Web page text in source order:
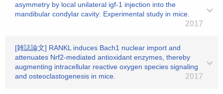
asymmetry by local unilateral igf-1 injection into the
mandibular condylar cavity: Experimental study in mice.
2017
[雑誌論文] RANKL induces Bach1 nuclear import and
attenuates Nrf2-mediated antioxidant enzymes, thereby
augmenting intracellular reactive oxygen species signaling
and osteoclastogenesis in mice.
2017